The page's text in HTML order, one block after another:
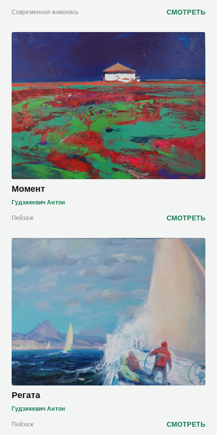
Cовременная живопись СМОТРЕТЬ
Момент
Гудзикевич Антон
Пейзаж СМОТРЕТЬ
Регата
Гудзикевич Антон
Пейзаж СМОТРЕТЬ